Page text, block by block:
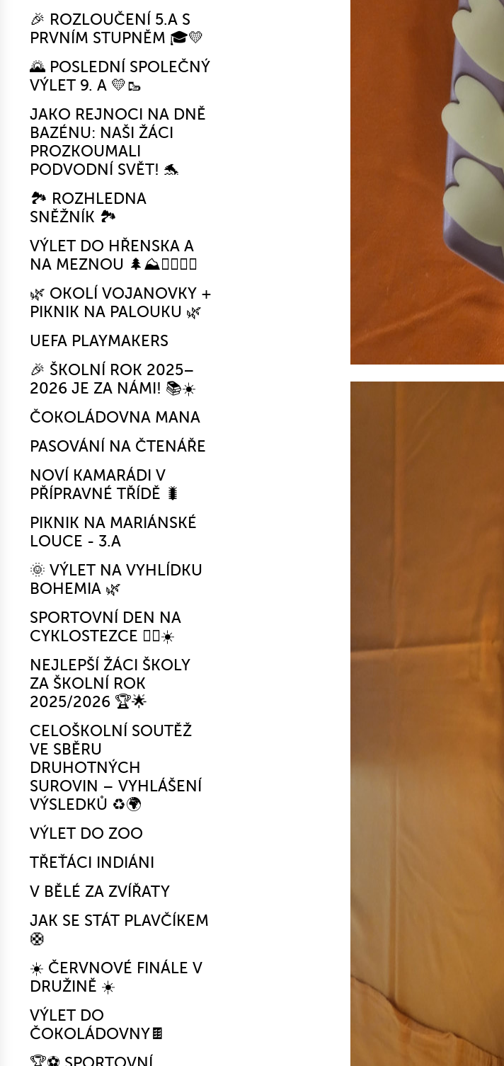
🎉 ROZLOUČENÍ 5.A S
PRVNÍM STUPNĚM 🎓💛
🌄 POSLEDNÍ SPOLEČNÝ
VÝLET 9. A 💛🥾
JAKO REJNOCI NA DNĚ
BAZÉNU: NAŠI ŽÁCI
PROZKOUMALI
PODVODNÍ SVĚT! 🐬
🏞️ ROZHLEDNA
SNĚŽNÍK 🏞️
VÝLET DO HŘENSKA A
NA MEZNOU 🌲⛰️🚶‍♂️🚶‍♀️
🌿 OKOLÍ VOJANOVKY +
PIKNIK NA PALOUKU 🌿
UEFA PLAYMAKERS
🎉 ŠKOLNÍ ROK 2025–
2026 JE ZA NÁMI! 📚☀️
ČOKOLÁDOVNA MANA
PASOVÁNÍ NA ČTENÁŘE
NOVÍ KAMARÁDI V
PŘÍPRAVNÉ TŘÍDĚ 🐛
PIKNIK NA MARIÁNSKÉ
LOUCE - 3.A
🌞 VÝLET NA VYHLÍDKU
BOHEMIA 🌿
SPORTOVNÍ DEN NA
CYKLOSTEZCE 🚴‍♂️☀️
NEJLEPŠÍ ŽÁCI ŠKOLY
ZA ŠKOLNÍ ROK
2025/2026 🏆🌟
CELOŠKOLNÍ SOUTĚŽ
VE SBĚRU
DRUHOTNÝCH
SUROVIN – VYHLÁŠENÍ
VÝSLEDKŮ ♻️🌍
VÝLET DO ZOO
TŘEŤÁCI INDIÁNI
V BĚLÉ ZA ZVÍŘATY
JAK SE STÁT PLAVČÍKEM
🛟
☀️ ČERVNOVÉ FINÁLE V
DRUŽINĚ ☀️
VÝLET DO
ČOKOLÁDOVNY🍫